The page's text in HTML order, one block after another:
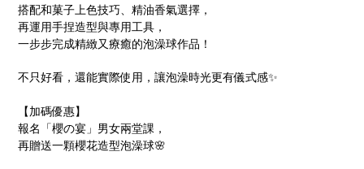
搭配和菓子上色技巧、精油香氣選擇，
再運用手捏造型與專用工具，
一步步完成精緻又療癒的泡澡球作品！
不只好看，還能實際使用，讓泡澡時光更有儀式感✨
【加碼優惠】
報名「櫻の宴」男女兩堂課，
再贈送一顆櫻花造型泡澡球🌸